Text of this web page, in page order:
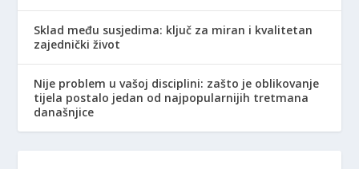
Sklad među susjedima: ključ za miran i kvalitetan
zajednički život
Nije problem u vašoj disciplini: zašto je oblikovanje
tijela postalo jedan od najpopularnijih tretmana
današnjice